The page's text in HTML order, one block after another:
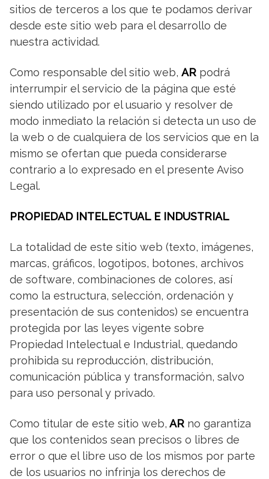
sitios de terceros a los que te podamos derivar
desde este sitio web para el desarrollo de
nuestra actividad.
Como responsable del sitio web, AR podrá
interrumpir el servicio de la página que esté
siendo utilizado por el usuario y resolver de
modo inmediato la relación si detecta un uso de
la web o de cualquiera de los servicios que en la
mismo se ofertan que pueda considerarse
contrario a lo expresado en el presente Aviso
Legal.
PROPIEDAD INTELECTUAL E INDUSTRIAL
La totalidad de este sitio web (texto, imágenes,
marcas, gráficos, logotipos, botones, archivos
de software, combinaciones de colores, así
como la estructura, selección, ordenación y
presentación de sus contenidos) se encuentra
protegida por las leyes vigente sobre
Propiedad Intelectual e Industrial, quedando
prohibida su reproducción, distribución,
comunicación pública y transformación, salvo
para uso personal y privado.
Como titular de este sitio web, AR no garantiza
que los contenidos sean precisos o libres de
error o que el libre uso de los mismos por parte
de los usuarios no infrinja los derechos de